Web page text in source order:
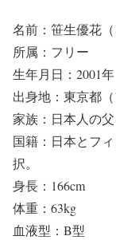
名前：笹生優花（
所属：フリー
生年月日：2001
出身地：東京都
家族：日本人の
国籍：日本とフ
択。
身長：166cm
体重：63kg
血液型：B型